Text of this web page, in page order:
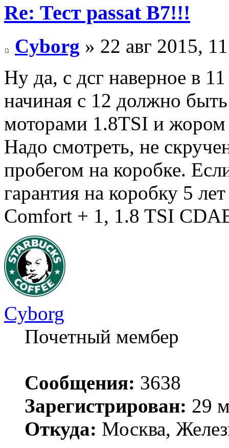
Re: Тест passat B7!!!
Cyborg » 22 авг 2015,
Ну да, с дсг наверное в
начиная с 12 должно
моторами 1.8TSI и жором
Надо смотреть, не
пробегом на коробке.
гарантия на коробку 5
Comfort + 1, 1.8 TSI
Cyborg
Почетный мембер
Сообщения: 3638
Зарегистрирован: 29
Откуда: Москва,